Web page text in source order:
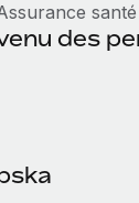
santé
des